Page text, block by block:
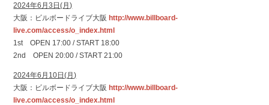
2024年6月3日(月)
大阪：ビルボードライブ大阪http://www.billboard-
live.com/access/o_index.html
1st OPEN 17:00 / START 18:00
2nd OPEN 20:00 / START 21:00
2024年6月10日(月)
大阪：ビルボードライブ大阪http://www.billboard-
live.com/access/o_index.html